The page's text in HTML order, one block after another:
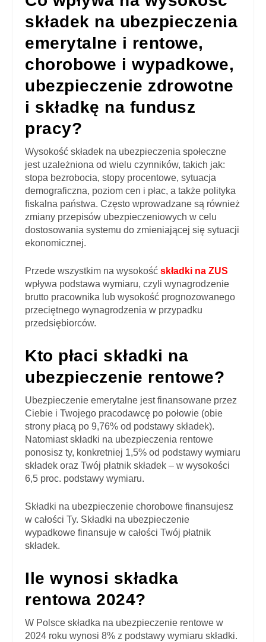
składek na ubezpieczenia
emerytalne i rentowe,
chorobowe i wypadkowe,
ubezpieczenie zdrowotne
i składkę na fundusz
pracy?
Wysokość składek na ubezpieczenia społeczne
jest uzależniona od wielu czynników, takich jak:
stopa bezrobocia, stopy procentowe, sytuacja
demograficzna, poziom cen i płac, a także polityka
fiskalna państwa. Często wprowadzane są również
zmiany przepisów ubezpieczeniowych w celu
dostosowania systemu do zmieniającej się sytuacji
ekonomicznej.
Przede wszystkim na wysokośćskładki na ZUS
wpływa podstawa wymiaru, czyli wynagrodzenie
brutto pracownika lub wysokość prognozowanego
przeciętnego wynagrodzenia w przypadku
przedsiębiorców.
Kto płaci składki na
ubezpieczenie rentowe?
Ubezpieczenie emerytalne jest finansowane przez
Ciebie i Twojego pracodawcę po połowie (obie
strony płacą po 9,76% od podstawy składek).
Natomiast składki na ubezpieczenia rentowe
ponosisz ty, konkretniej 1,5% od podstawy wymiaru
składek oraz Twój płatnik składek – w wysokości
6,5 proc. podstawy wymiaru.
Składki na ubezpieczenie chorobowe finansujesz
w całości Ty. Składki na ubezpieczenie
wypadkowe finansuje w całości Twój płatnik
składek.
Ile wynosi składka
rentowa 2024?
W Polsce składka na ubezpieczenie rentowe w
2024 roku wynosi 8% z podstawy wymiaru składki.